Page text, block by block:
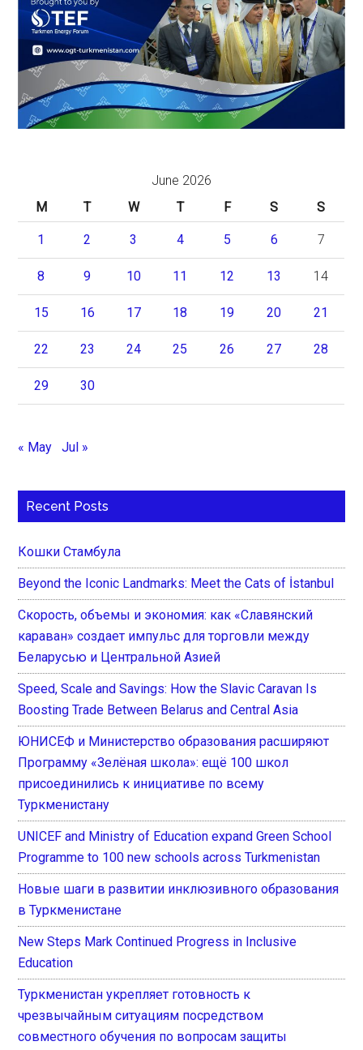
June 2026
M
T W T F S S
1 2 3 4 5 6 7
8 9 10 11 12 13 14
15 16 17 18 19 20 21
22 23 24 25 26 27 28
29 30
« May Jul »
Recent Posts
Кошки Стамбула
Beyond the Iconic Landmarks: Meet the Cats of İstanbul
Скорость, объемы и экономия: как «Славянский
караван» создает импульс для торговли между
Беларусью и Центральной Азией
Speed, Scale and Savings: How the Slavic Caravan Is
Boosting Trade Between Belarus and Central Asia
ЮНИСЕФ и Министерство образования расширяют
Программу «Зелёная школа»: ещё 100 школ
присоединились к инициативе по всему
Туркменистану
UNICEF and Ministry of Education expand Green School
Programme to 100 new schools across Turkmenistan
Новые шаги в развитии инклюзивного образования
в Туркменистане
New Steps Mark Continued Progress in Inclusive
Education
Туркменистан укрепляет готовность к
чрезвычайным ситуациям посредством
совместного обучения по вопросам защиты